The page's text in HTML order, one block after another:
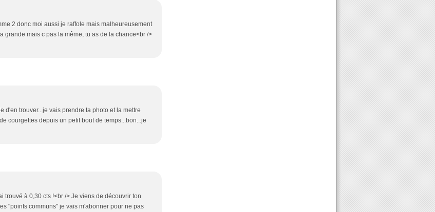
2 donc moi aussi je raffole mais malheureusement
grande mais c pas la même, tu as de la chance<br />
d'en trouver...je vais prendre ta photo et la mettre
courgettes depuis un petit bout de temps...bon...je
trouvé à 0,30 cts !<br /> Je viens de découvrir ton
"points communs" je vais m'abonner pour ne pas